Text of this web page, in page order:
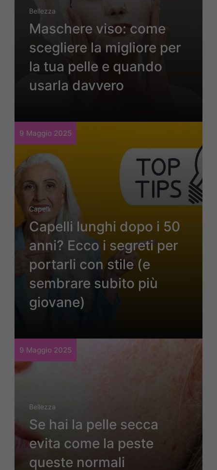
Bellezza
Maschere viso: come
scegliere la migliore per
la tua pelle e quando
usarla davvero
9 Maggio 2025
Capelli
Capelli lunghi dopo i 50
anni? Ecco i segreti per
portarli con stile (e
sembrare subito più
giovane)
9 Maggio 2025
Bellezza
Se hai la pelle secca
evita come la peste
queste normali